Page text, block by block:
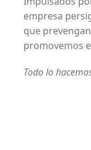
empresa
que
promovemos
Todo lo